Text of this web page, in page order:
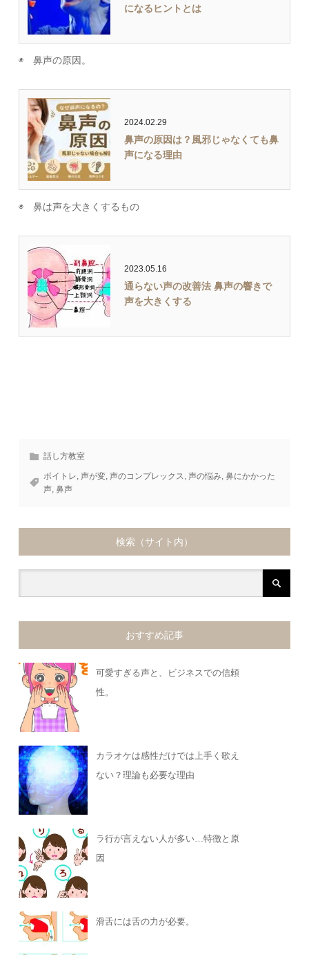
になるヒントとは
◉ 鼻声の原因。
2024.02.29
鼻声の原因は？風邪じゃなくても鼻
声になる理由
◉ 鼻は声を大きくするもの
2023.05.16
通らない声の改善法 鼻声の響きで
声を大きくする
話し方教室
ボイトレ,声が変,声のコンプレックス,声の悩み,鼻にかかった
声,鼻声
検索（サイト内）
おすすめ記事
可愛すぎる声と、ビジネスでの信頼
性。
カラオケは感性だけでは上手く歌え
ない？理論も必要な理由
ラ行が言えない人が多い…特徴と原
因
滑舌には舌の力が必要。